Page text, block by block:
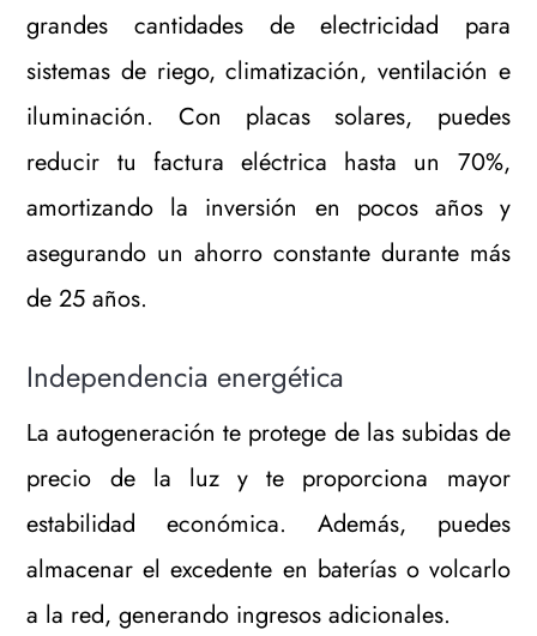
grandes cantidades de electricidad para
sistemas de riego, climatización, ventilación e
iluminación. Con placas solares, puedes
reducir tu factura eléctrica hasta un 70%,
amortizando la inversión en pocos años y
asegurando un ahorro constante durante más
de 25 años.
Independencia energética
La autogeneración te protege de las subidas de
precio de la luz y te proporciona mayor
estabilidad económica. Además, puedes
almacenar el excedente en baterías o volcarlo
a la red, generando ingresos adicionales.